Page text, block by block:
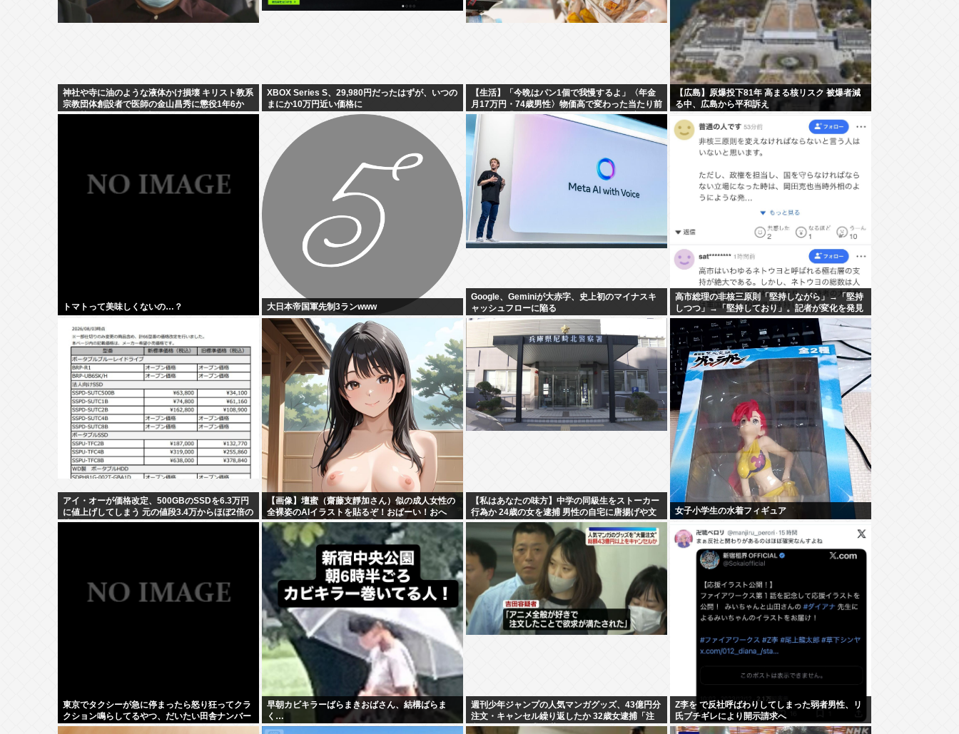
神社や寺に油のような液体かけ損壊 キリスト教系
宗教団体創設者で医師の金山昌秀に懲役1年6か
月、執行猶予3年の判決
XBOX Series S、29,980円だったはずが、いつの
まにか10万円近い価格に
【生活】「今晩はパン1個で我慢するよ」〈年金
月17万円・74歳男性〉物価高で変わった当たり前
の食卓…「1食抜けば、数百円は使わずに済む」
【広島】原爆投下81年 高まる核リスク 被爆者減
る中、広島から平和訴え
トマトって美味しくないの…？ 大日本帝国軍先制3ランwww
Google、Geminiが大赤字、史上初のマイナスキ
ャッシュフローに陥る
高市総理の非核三原則「堅持しながら」→「堅持
しつつ」→「堅持しており」。記者が変化を発見
し追及
アイ・オーが価格改定、500GBのSSDを6.3万円
に値上げしてしまう 元の値段3.4万からほぼ2倍の
地獄へ
【画像】壇蜜（齋藤支靜加さん）似の成人女性の
全裸姿のAIイラストを貼るぞ！おぱーい！おへ
そ！マン毛！【秋田県出身】
【私はあなたの味方】中学の同級生をストーカー
行為か 24歳の女を逮捕 男性の自宅に唐揚げや文
庫本など繰り返し届ける / 兵庫県
女子小学生の水着フィギュア
東京でタクシーが急に停まったら怒り狂ってクラ
クション鳴らしてるやつ、だいたい田舎ナンバー
www
早朝カビキラーばらまきおばさん、結構ばらま
く…
週刊少年ジャンプの人気マンガグッズ、43億円分
注文・キャンセル繰り返したか 32歳女逮捕「注
文したことで欲求が満たされた」
Z李を で反社呼ばわりしてしまった弱者男性、リ
氏ブチギレにより開示請求へ